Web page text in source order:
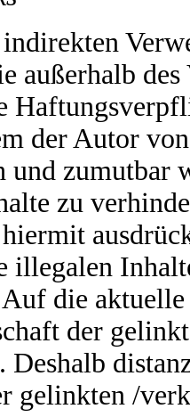
des
der Autor
und zumutbar
zu
illegalen
die
der
gelinkten /